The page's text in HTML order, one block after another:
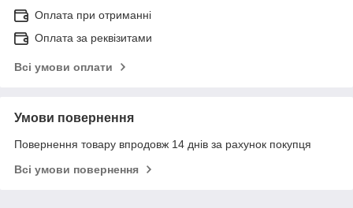
Оплата при отриманні
Оплата за реквізитами
Всі умови оплати
Умови повернення
Повернення товару впродовж 14 днів за рахунок покупця
Всі умови повернення